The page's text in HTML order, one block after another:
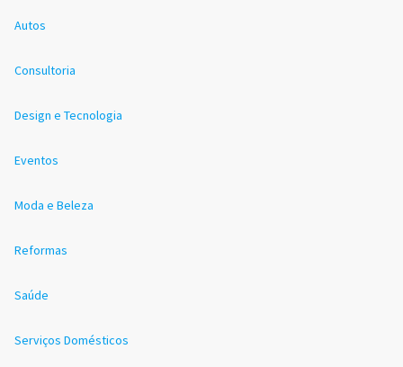
Autos
Consultoria
Design e Tecnologia
Eventos
Moda e Beleza
Reformas
Saúde
Serviços Domésticos